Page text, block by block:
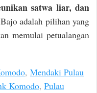
satwa liar, dan
adalah pilihan yang
memulai petualangan
, Mendaki Pulau
Komodo, Pulau